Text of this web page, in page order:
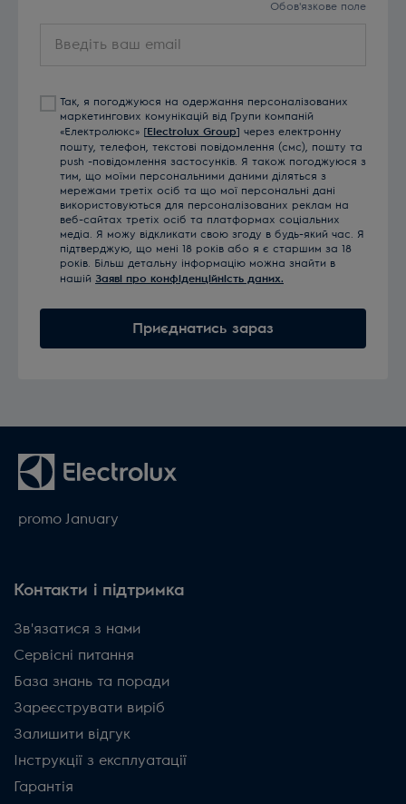
Обов'язкове поле
Так, я погоджуюся на одержання персоналізованих
маркетингових комунікацій від Групи компаній
«Електролюкс» [Electrolux Group] через електронну
пошту, телефон, текстові повідомлення (смс), пошту та
push -повідомлення застосунків. Я також погоджуюся з
тим, що моїми персональними даними діляться з
мережами третіх осіб та що мої персональні дані
використовуються для персоналізованих реклам на
веб-сайтах третіх осіб та платформах соціальних
медіа. Я можу відкликати свою згоду в будь-який час. Я
підтверджую, що мені 18 років або я є старшим за 18
років. Більш детальну інформацію можна знайти в
нашій Заяві про конфіденційність даних.
Приєднатись зараз
promo January
Контакти і підтримка
Зв'язатися з нами
Сервісні питання
База знань та поради
Зареєструвати виріб
Залишити відгук
Інструкції з експлуатації
Гарантія